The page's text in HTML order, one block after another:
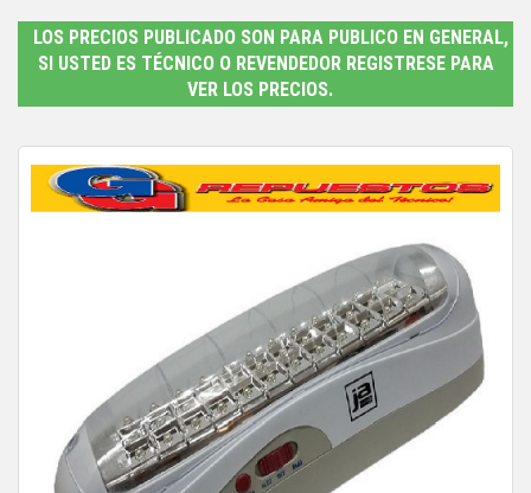
LOS PRECIOS PUBLICADO SON PARA PUBLICO EN GENERAL,
SI USTED ES TÉCNICO O REVENDEDOR REGISTRESE PARA
VER LOS PRECIOS.